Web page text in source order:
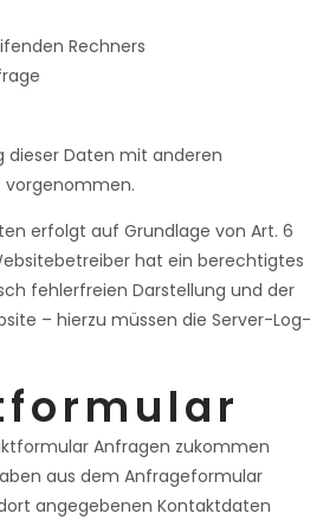
Rechners
dieser Daten mit anderen
vorgenommen.
erfolgt auf Grundlage von Art. 6
hat ein berechtigtes
fehlerfreien Darstellung und der
– hierzu müssen die Server-Log-
Anfragen zukommen
aus dem Anfrageformular
angegebenen Kontaktdaten